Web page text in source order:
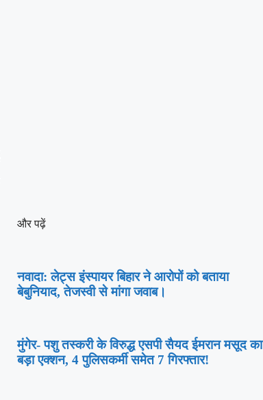
और पढ़ें
नवादा: लेट्स इंस्पायर बिहार ने आरोपों को बताया
बेबुनियाद, तेजस्वी से मांगा जवाब।
मुंगेर- पशु तस्करी के विरुद्ध एसपी सैयद ईमरान मसूद का
बड़ा एक्शन, 4 पुलिसकर्मी समेत 7 गिरफ्तार!